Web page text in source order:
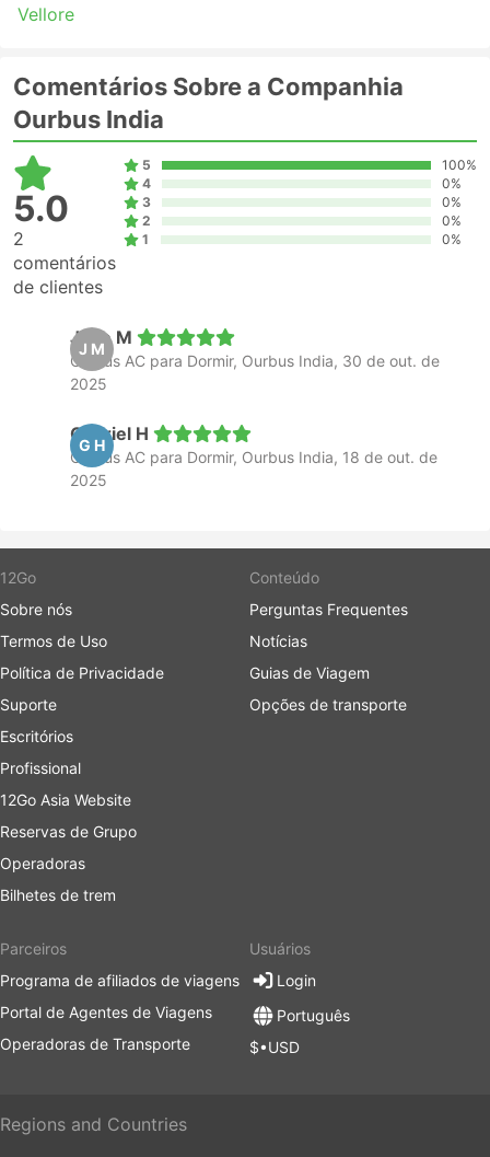
Vellore
Comentários Sobre a Companhia
Ourbus India
J M
Jose M
Ônibus AC para Dormir, Ourbus India, 30 de out. de
2025
G H
Gabriel H
Ônibus AC para Dormir, Ourbus India, 18 de out. de
2025
5.0
2
comentários
de clientes
5
100%
4
0%
3
0%
2
0%
1
0%
12Go
Sobre nós
Termos de Uso
Política de Privacidade
Suporte
Escritórios
Profissional
12Go Asia Website
Reservas de Grupo
Operadoras
Bilhetes de trem
Conteúdo
Perguntas Frequentes
Notícias
Guias de Viagem
Opções de transporte
Parceiros
Programa de afiliados de viagens
Portal de Agentes de Viagens
Operadoras de Transporte
Usuários
Login
Português
$•USD
Regions and Countries